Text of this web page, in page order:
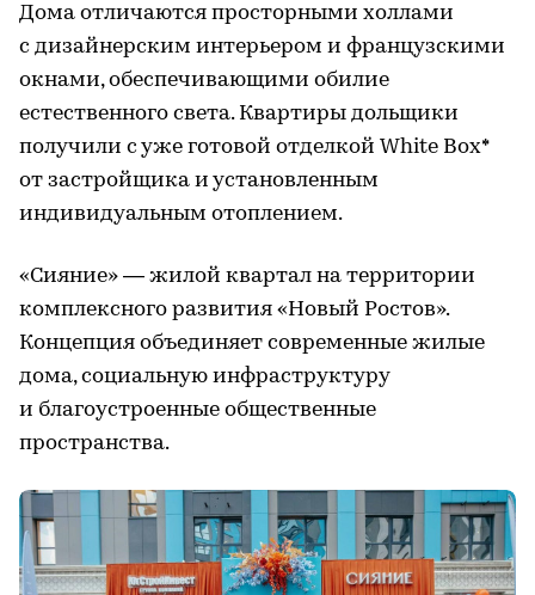
Дома отличаются просторными холлами
с дизайнерским интерьером и французскими
окнами, обеспечивающими обилие
естественного света. Квартиры дольщики
получили с уже готовой отделкой White Box*
от застройщика и установленным
индивидуальным отоплением.
«Сияние» — жилой квартал на территории
комплексного развития «Новый Ростов».
Концепция объединяет современные жилые
дома, социальную инфраструктуру
и благоустроенные общественные
пространства.